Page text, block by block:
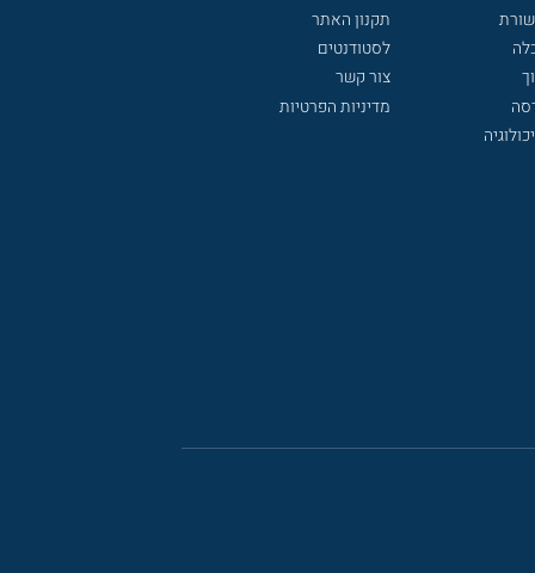
תקנון האתר
לסטודנטים
צור קשר
מדיניות הפרטיות